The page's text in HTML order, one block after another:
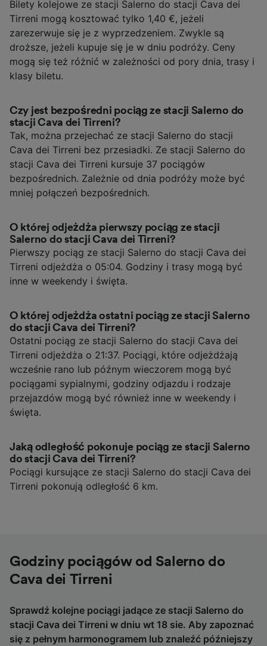
Bilety kolejowe ze stacji Salerno do stacji Cava dei
Tirreni mogą kosztować tylko 1,40 €, jeżeli
zarezerwuje się je z wyprzedzeniem. Zwykle są
droższe, jeżeli kupuje się je w dniu podróży. Ceny
mogą się też różnić w zależności od pory dnia, trasy i
klasy biletu.
Czy jest bezpośredni pociąg ze stacji Salerno do
stacji Cava dei Tirreni?
Tak, można przejechać ze stacji Salerno do stacji
Cava dei Tirreni bez przesiadki. Ze stacji Salerno do
stacji Cava dei Tirreni kursuje 37 pociągów
bezpośrednich. Zależnie od dnia podróży może być
mniej połączeń bezpośrednich.
O której odjeżdża pierwszy pociąg ze stacji
Salerno do stacji Cava dei Tirreni?
Pierwszy pociąg ze stacji Salerno do stacji Cava dei
Tirreni odjeżdża o 05:04. Godziny i trasy mogą być
inne w weekendy i święta.
O której odjeżdża ostatni pociąg ze stacji Salerno
do stacji Cava dei Tirreni?
Ostatni pociąg ze stacji Salerno do stacji Cava dei
Tirreni odjeżdża o 21:37. Pociągi, które odjeżdżają
wcześnie rano lub późnym wieczorem mogą być
pociągami sypialnymi, godziny odjazdu i rodzaje
przejazdów mogą być również inne w weekendy i
święta.
Jaką odległość pokonuje pociąg ze stacji Salerno
do stacji Cava dei Tirreni?
Pociągi kursujące ze stacji Salerno do stacji Cava dei
Tirreni pokonują odległość 6 km.
Godziny pociągów od Salerno do
Cava dei Tirreni
Sprawdź kolejne pociągi jadące ze stacji Salerno do
stacji Cava dei Tirreni w dniu wt 18 sie. Aby zapoznać
się z pełnym harmonogramem lub znaleźć późniejszy